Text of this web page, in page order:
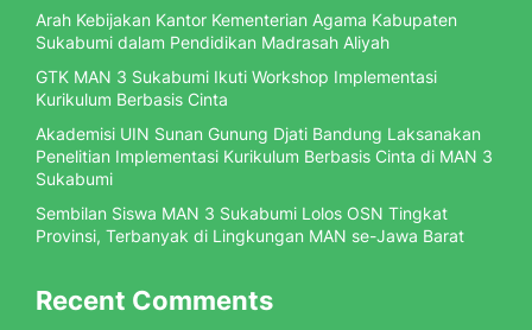
Arah Kebijakan Kantor Kementerian Agama Kabupaten
Sukabumi dalam Pendidikan Madrasah Aliyah
GTK MAN 3 Sukabumi Ikuti Workshop Implementasi
Kurikulum Berbasis Cinta
Akademisi UIN Sunan Gunung Djati Bandung Laksanakan
Penelitian Implementasi Kurikulum Berbasis Cinta di MAN 3
Sukabumi
Sembilan Siswa MAN 3 Sukabumi Lolos OSN Tingkat
Provinsi, Terbanyak di Lingkungan MAN se-Jawa Barat
Recent Comments